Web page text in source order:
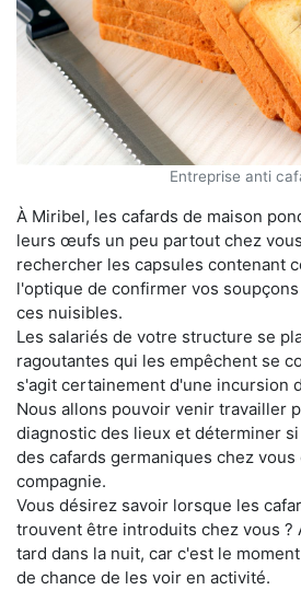
Entreprise anti
À Miribel, les cafards de maison
leurs œufs un peu partout chez
rechercher les capsules contenant
l'optique de confirmer vos
ces nuisibles.
Les salariés de votre structure se
ragoutantes qui les empêchent se
s'agit certainement d'une incursion
Nous allons pouvoir venir travailler
diagnostic des lieux et déterminer
des cafards germaniques chez
compagnie.
Vous désirez savoir lorsque les
trouvent être introduits chez vous ?
tard dans la nuit, car c'est le
de chance de les voir en activité.